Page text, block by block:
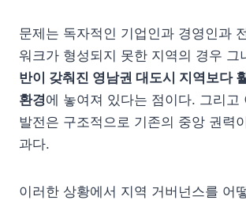
문제는 독자적인 기업인과 경영인과
워크가 형성되지 못한 지역의 경우 그
반이 갖춰진 영남권 대도시 지역보다
환경에 놓여져 있다는 점이다. 그리고
발전은 구조적으로 기존의 중앙 권력
과다.
이러한 상황에서 지역 거버넌스를 어